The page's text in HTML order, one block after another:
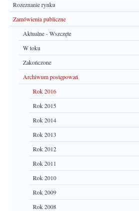
Rozeznanie rynku
Zamówienia publiczne
Aktualne - Wszczęte
W toku
Zakończone
Archiwum postępowań
Rok 2016
Rok 2015
Rok 2014
Rok 2013
Rok 2012
Rok 2011
Rok 2010
Rok 2009
Rok 2008